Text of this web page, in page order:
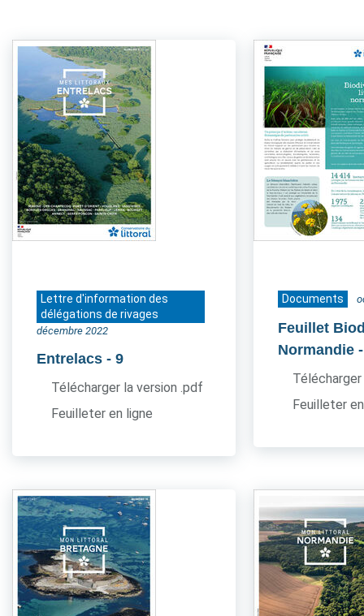
Lettre d'information des
délégations de rivages
décembre 2022
Entrelacs - 9
Télécharger la version .pdf
Feuilleter en ligne
Documents
Feuillet
Normandie
Feuilleter